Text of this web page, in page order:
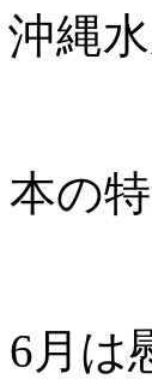
沖縄
本の
6月は